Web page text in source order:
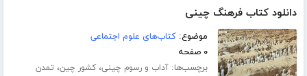
دانلود کتاب فرهنگ چینی
موضوع:کتاب‌های علوم اجتماعی
۰ صفحه
برچسب‌ها:آداب و رسوم چینی،کشور چین، تمدن